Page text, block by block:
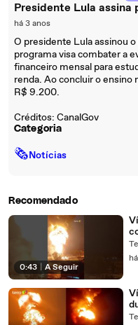
Presidente Lula assina
há 3 anos
O presidente Lula assinou
programa visa combater a
financeiro mensal para
renda. Ao concluir o ensino
R$ 9.200.
Créditos: CanalGov
Categoria
🗞Notícias
Recomendado
0:43 A Seguir